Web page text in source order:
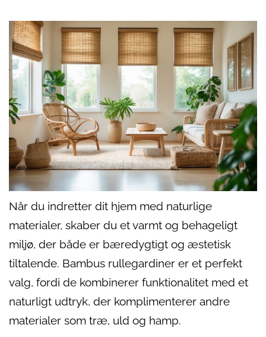
Når du indretter dit hjem med naturlige
materialer, skaber du et varmt og behageligt
miljø, der både er bæredygtigt og æstetisk
tiltalende. Bambus rullegardiner er et perfekt
valg, fordi de kombinerer funktionalitet med et
naturligt udtryk, der komplimenterer andre
materialer som træ, uld og hamp.